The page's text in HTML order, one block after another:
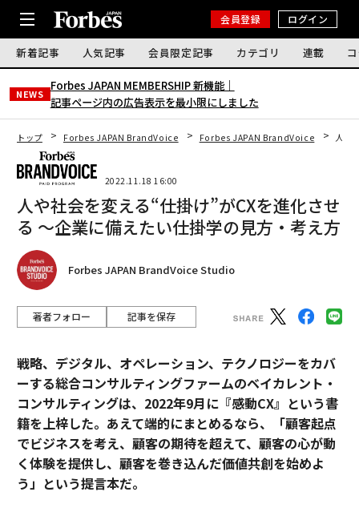
会員登録 ログイン
新着記事 人気記事 会員限定記事 カテゴリ 連載
NEWS
Forbes JAPAN MEMBERSHIP 新機能｜
記事ページ内の広告表示を最小限にしました
トップ Forbes JAPAN BrandVoice Forbes JAPAN BrandVoice 人や
2022.11.18 16:00
人や社会を変える“仕掛け”がCXを進化させ
る 〜企業に備えたい仕掛学の見方・考え方
Forbes JAPAN BrandVoice Studio
著者フォロー 記事を保存
戦略、デジタル、オペレーション、テクノロジーをカバ
ーする総合コンサルティングファームのベイカレント・
コンサルティングは、2022年9月に『感動CX』という書
籍を上梓した。あえて端的にまとめるなら、「顧客起点
でビジネスを考え、顧客の期待を超えて、顧客の心が動
く体験を提供し、顧客を巻き込んだ価値共創を始めよ
う」という提言本だ。